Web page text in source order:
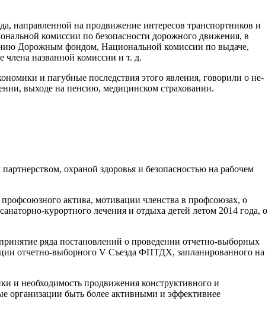
направленной на продвижение интересов транспортников и
комиссии по безопасности дорожного движения, в
Дорожным фондом, Наци­ональной комиссии по выдаче,
названной комиссии и т. д.
и па­губные последствия этого явления, говорили о не­
выходе на пенсию, медицинском страховании.
охра­ной здоровья и безопасностью на рабочем
акти­ва, мотивации членства в профсоюзах, о
курортного лече­ния и отдыха детей летом 2014 года, о
ряда пос­тановлений о проведении отчетно-выборных
отчетно-выборного V Съезда ФПТДХ, запланированного на
и необходимость продвижения конструктивного и
организации быть более актив­ными и эффективнее